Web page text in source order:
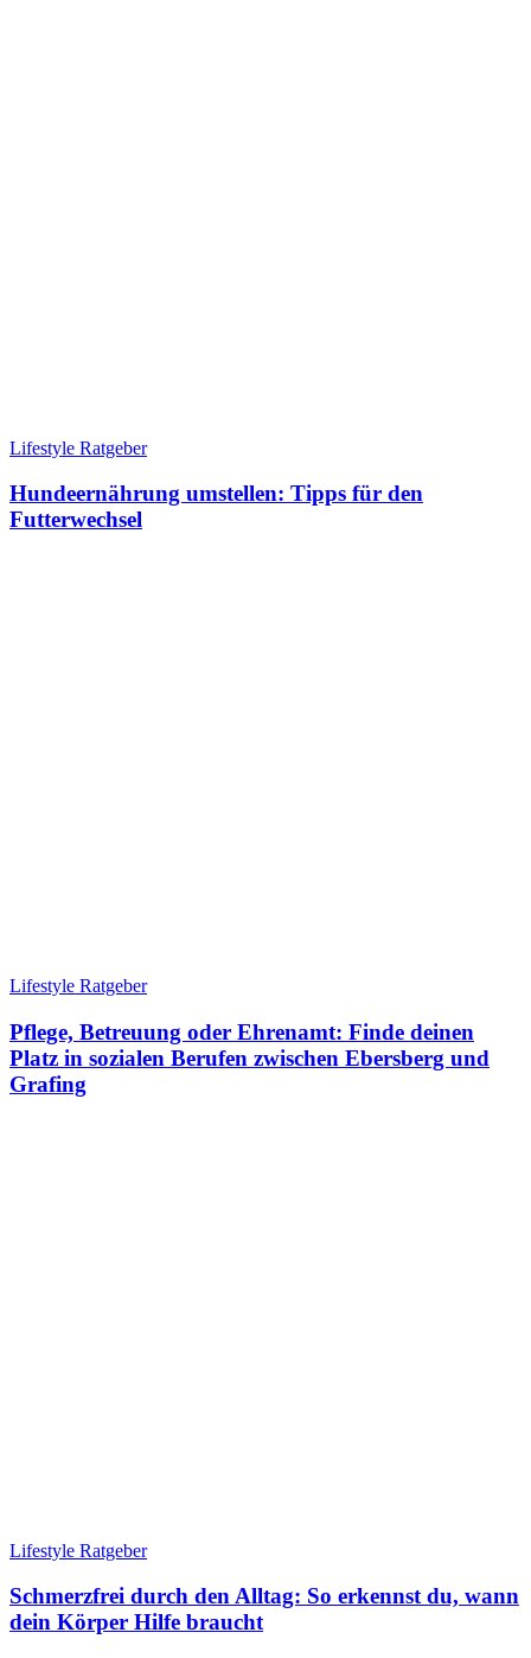
Lifestyle Ratgeber
Hundeernährung umstellen: Tipps für den
Futterwechsel
Lifestyle Ratgeber
Pflege, Betreuung oder Ehrenamt: Finde deinen
Platz in sozialen Berufen zwischen Ebersberg und
Grafing
Lifestyle Ratgeber
Schmerzfrei durch den Alltag: So erkennst du, wann
dein Körper Hilfe braucht